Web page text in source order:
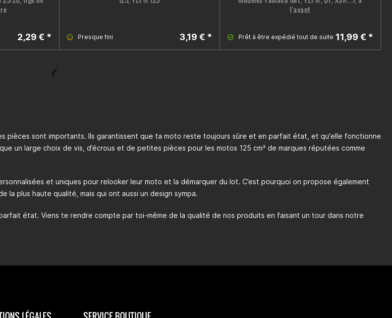
2,29 € * Presque fini 3,19 € *
l'avant
Prêt à être expédié tout de suite 11,99 € *
pièces sont importants. Ils garantissent que ta moto reste toujours sûre et en parfait état, et qu'elle fonctionne
un large choix de vis, d’écrous et de petites pièces pour les motos 125 cm³ de marques réputées comme
et uniques pour relooker leur moto et la démarquer du lot. C’est pourquoi on propose également
plus haute qualité, mais qui ont aussi un design sympa.
état. Viens te rendre compte par toi-même de la qualité de nos produits en faisant un tour dans notre